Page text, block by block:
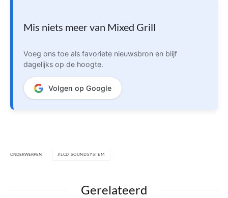
Mis niets meer van Mixed Grill
Voeg ons toe als favoriete nieuwsbron en blijf
dagelijks op de hoogte.
Volgen op Google
ONDERWERPEN LCD SOUNDSYSTEM
Gerelateerd